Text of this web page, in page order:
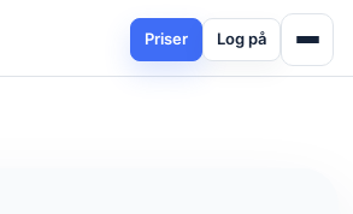
Priser Log på